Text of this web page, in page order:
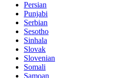
Persian
Punjabi
Serbian
Sesotho
Sinhala
Slovak
Slovenian
Somali
Samoan